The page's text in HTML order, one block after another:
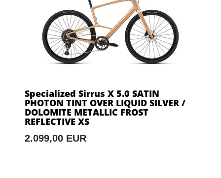
Specialized Sirrus X 5.0 SATIN
PHOTON TINT OVER LIQUID SILVER /
DOLOMITE METALLIC FROST
REFLECTIVE XS
2.099,00 EUR